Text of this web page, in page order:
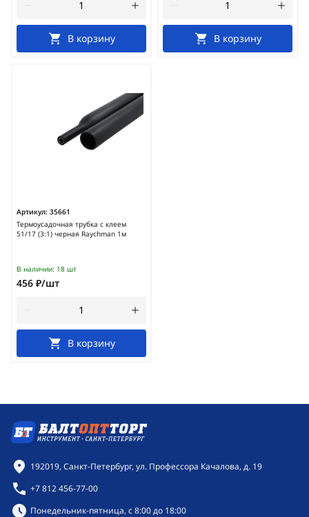
В корзину В корзину
Артикул: 35661
Термоусадочная трубка с клеем
51/17 (3:1) черная Raychman 1м
В наличии: 18 шт
456 ₽/шт
В корзину
Контактная информация
192019, Санкт-Петербург, ул. Профессора Качалова, д. 19
+7 812 456-77-00
Режим работы:
Понедельник-пятница, с 8:00 до 18:00